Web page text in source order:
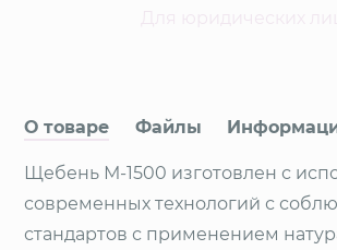
О товаре Файлы
Щебень М-1500 изготовлен с
современных технологий с
стандартов с применением